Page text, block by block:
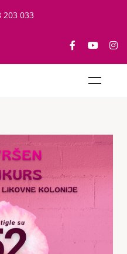
203 033